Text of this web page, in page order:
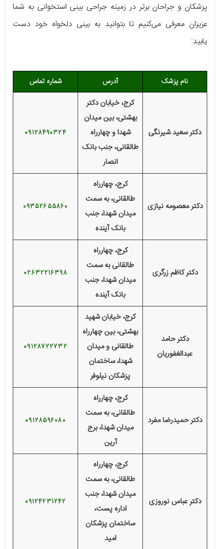
پزشکان و جراحان برتر در زمینه جراحی بینی استخوانی به شما
عزیزان معرفی می‌کنیم تا بتوانید به بینی دلخواه خود دست
یابید:
نام پزشک آدرس شماره تماس
دکتر سعید شیرنگی
کرج، خیابان دکتر
بهشتی، بین میدان
شهدا و چهارراه
طالقانی، جنب بانک
انصار
09128490324
دکتر معصومه نیازی
کرج، چهارراه
طالقانی، به سمت
میدان شهدا، جنب
بانک آینده
09352655860
دکتر کاظم زرگری
کرج، چهارراه
طالقانی به سمت
میدان شهدا، جنب
بانک آینده
02632216398
دکتر حامد
عبدالغفوریان
کرج، خیابان شهید
بهشتی، بین چهارراه
طالقانی و میدان
شهدا، ساختمان
پزشکان نیلوفر
09128722732
دکتر حمیدرضا مفرد
كرج، چهارراه
طالقانی، به سمت
ميدان شهدا، برج
آرين
09128596080
دکتر عباس نوروزی
کرج، چهارراه
طالقانی، به سمت
میدان شهدا، جنب
اداره پست،
ساختمان پزشکان
امید
09124231242